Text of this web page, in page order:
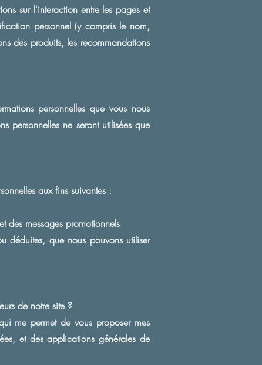
sur l'interaction entre les pages et
personnel (y compris le nom,
des produits, les recommandations
personnelles que vous nous
personnelles ne seront utilisées que
aux fins suivantes :
des messages promotionnels
déduites, que nous pouvons utiliser
de notre site ?
me permet de vous proposer mes
et des applications générales de